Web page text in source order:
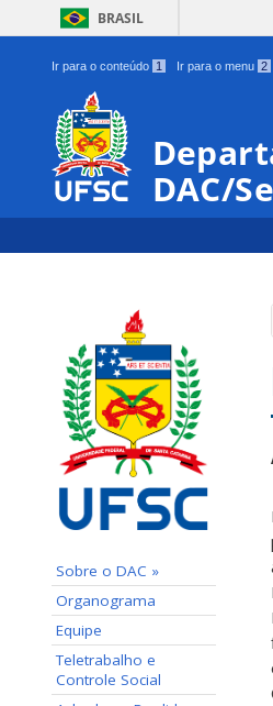
BRASIL
Ir para o conteúdo 1 Ir para o menu 2
DAC/
Sobre o DAC »
Organograma
Equipe
Teletrabalho e
Controle Social